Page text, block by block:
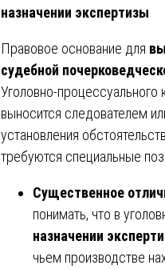
назначении экспертизы
Правовое основание для
судебной
Уголовно-
выносится следователем
установления
требуются специальные
Существенное
понимать, что в
назначении
чьем производстве